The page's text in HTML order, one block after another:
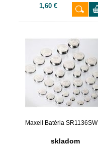
1,60 €
Maxell Batéria SR1136SW
skladom